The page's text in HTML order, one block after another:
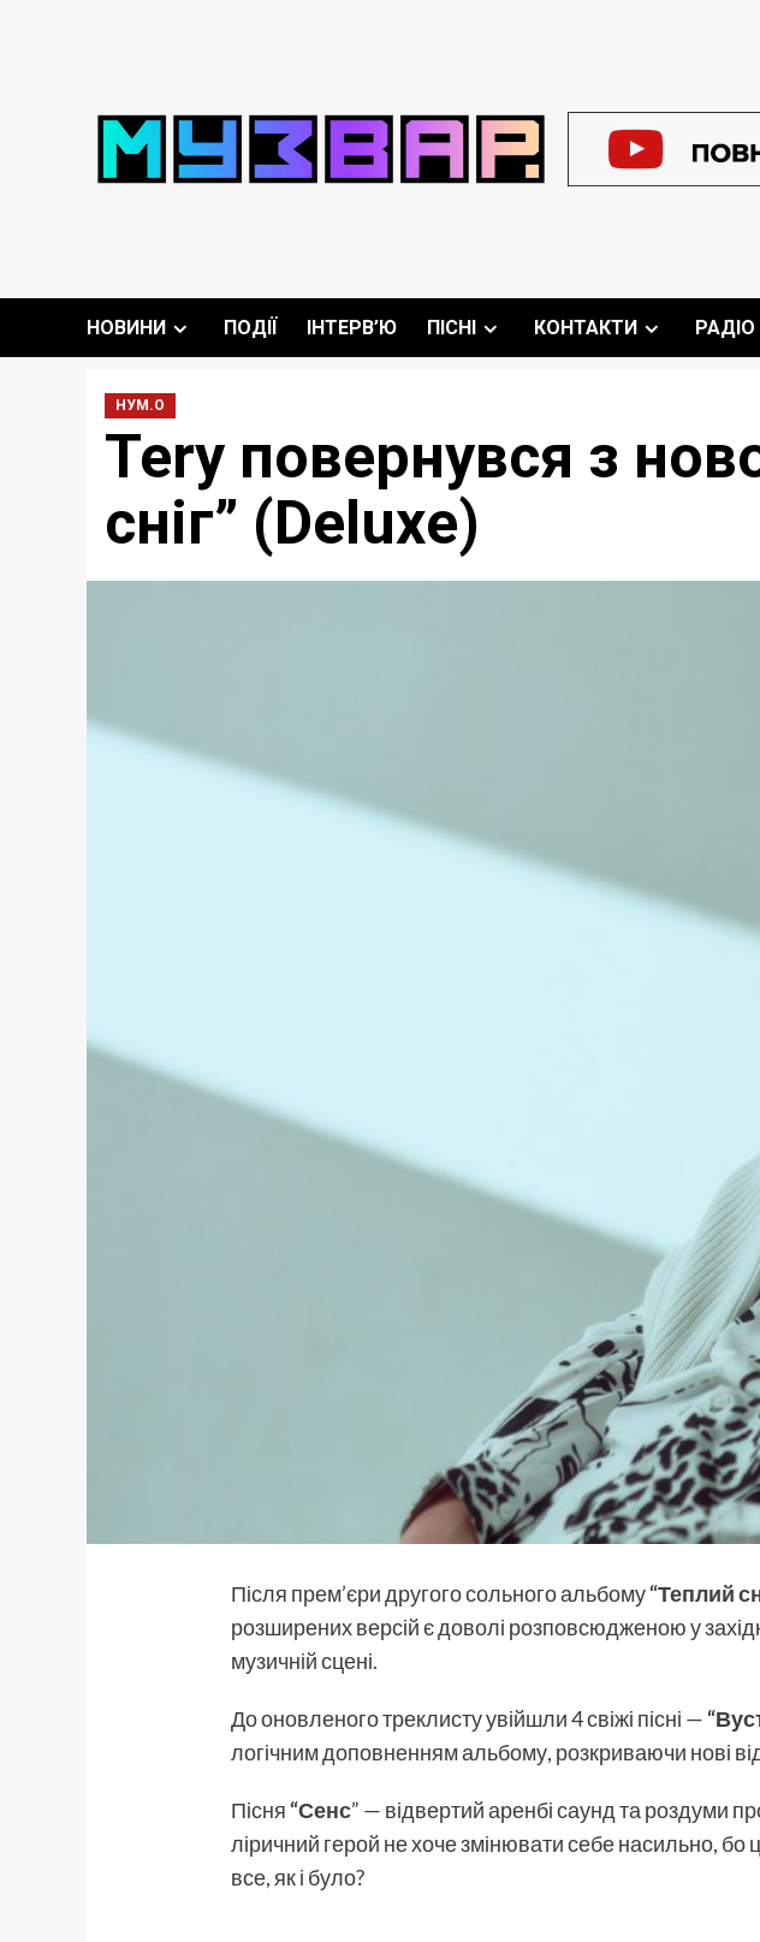
НОВИНИ ПОДІЇ ІНТЕРВ’Ю ПІСНІ КОНТАКТИ РАДІО
НУМ.О
Tery повернувся з
сніг” (Deluxe)
Після прем’єри другого сольного альбому“Теплий
розширених версій є доволі розповсюдженою у
музичній сцені.
До оновленого треклисту увійшли 4 свіжі пісні —
логічним доповненням альбому, розкриваючи нові
Пісня “Сенс” — відвертий аренбі саунд та роздуми
ліричний герой не хоче змінювати себе насильно,
все, як і було?